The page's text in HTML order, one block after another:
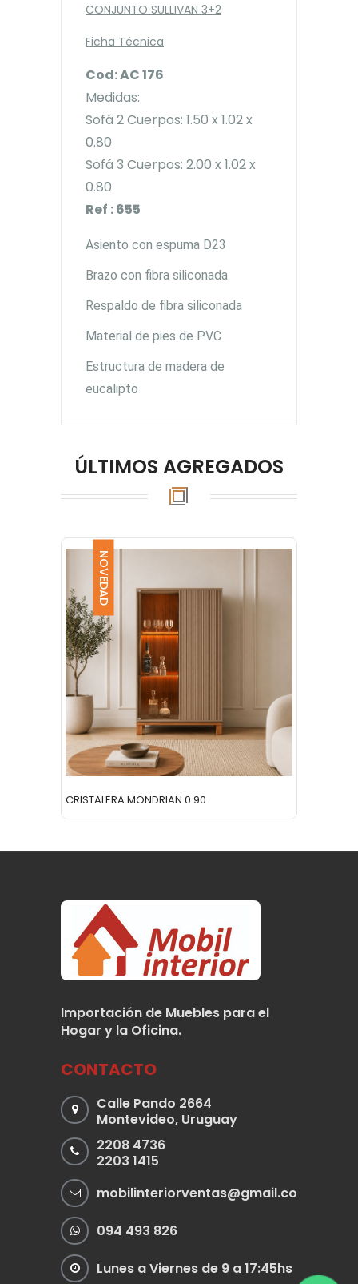
CONJUNTO SULLIVAN 3+2
Ficha Técnica
Cod: AC 176
Medidas:
Sofá 2 Cuerpos: 1.50 x 1.02 x
0.80
Sofá 3 Cuerpos: 2.00 x 1.02 x
0.80
Ref : 655
Asiento con espuma D23
Brazo con fibra siliconada
Respaldo de fibra siliconada
Material de pies de PVC
Estructura de madera de
eucalipto
ÚLTIMOS AGREGADOS
NOVEDAD
CRISTALERA MONDRIAN 0.90
Importación de Muebles para el
Hogar y la Oficina.
CONTACTO
Calle Pando 2664
Montevideo, Uruguay
2208 4736
2203 1415
mobilinteriorventas@gmail.com
094 493 826
Lunes a Viernes de 9 a 17:45hs